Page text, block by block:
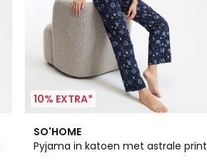
10% EXTRA*
SO'HOME
Pyjama in katoen met astrale print
4,2
/ 5